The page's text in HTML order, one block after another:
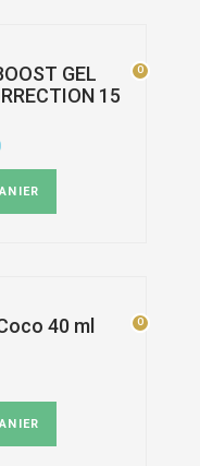
GEL
15
0
0
40 ml 0
0